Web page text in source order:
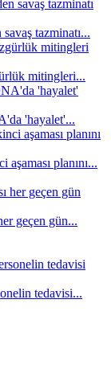
tazminatı...
mitingleri...
'hayalet'...
planını...
geçen gün...
tedavisi...